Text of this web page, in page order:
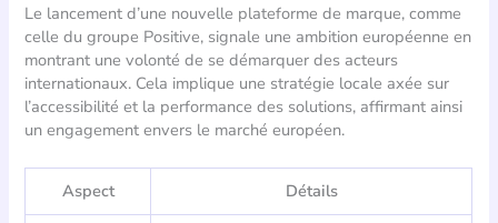
Le lancement d’une nouvelle plateforme de marque, comme
celle du groupe Positive, signale une ambition européenne en
montrant une volonté de se démarquer des acteurs
internationaux. Cela implique une stratégie locale axée sur
l’accessibilité et la performance des solutions, affirmant ainsi
un engagement envers le marché européen.
Aspect Détails